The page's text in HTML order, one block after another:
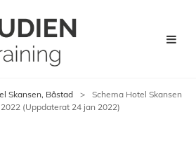
Skansen, Båstad >
Schema Hotel Skansen
(Uppdaterat 24 jan 2022)